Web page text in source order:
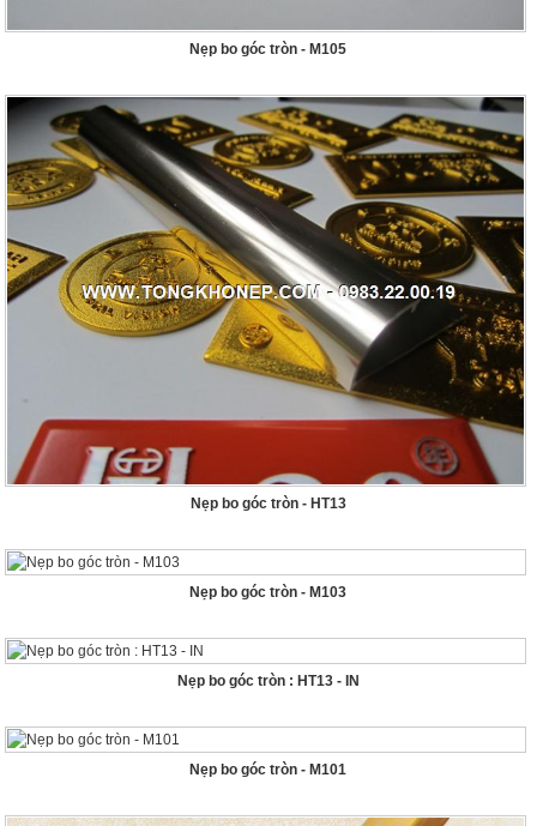
Nẹp bo góc tròn - M105
Nẹp bo góc tròn - HT13
Nẹp bo góc tròn - M103
Nẹp bo góc tròn : HT13 - IN
Nẹp bo góc tròn - M101